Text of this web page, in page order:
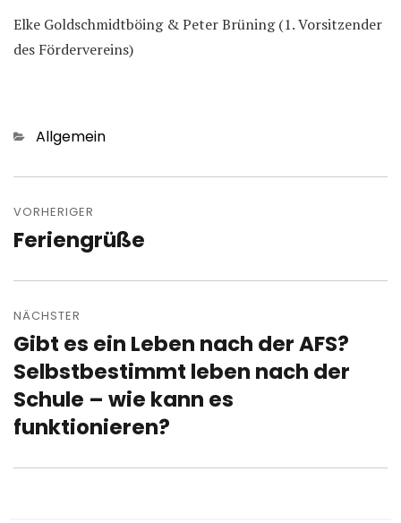
Elke Goldschmidtböing & Peter Brüning (1. Vorsitzender
des Fördervereins)
Kategorien
Allgemein
VORHERIGER
Vorheriger
Feriengrüße
NÄCHSTER
Nächster
Beitrag:
Gibt es ein Leben nach der AFS?
Selbstbestimmt leben nach der
Schule – wie kann es
funktionieren?